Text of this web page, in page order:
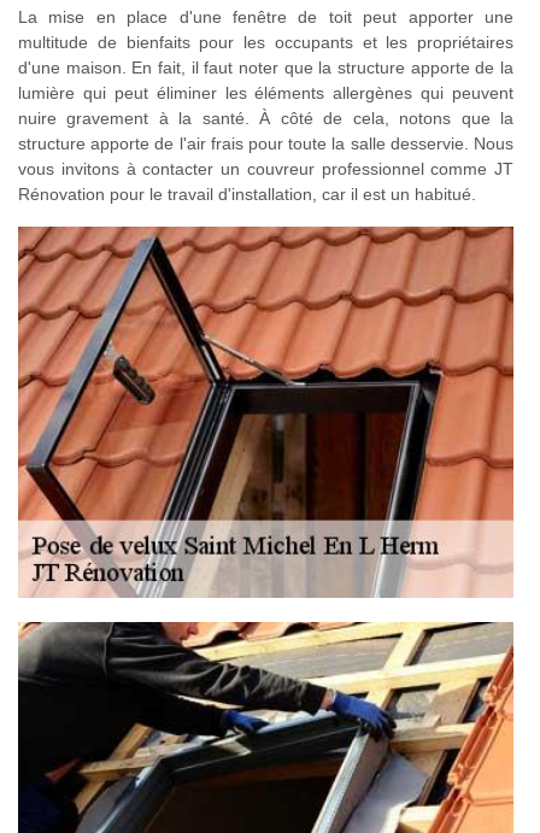
La mise en place d'une fenêtre de toit peut apporter une
multitude de bienfaits pour les occupants et les propriétaires
d'une maison. En fait, il faut noter que la structure apporte de la
lumière qui peut éliminer les éléments allergènes qui peuvent
nuire gravement à la santé. À côté de cela, notons que la
structure apporte de l'air frais pour toute la salle desservie. Nous
vous invitons à contacter un couvreur professionnel comme JT
Rénovation pour le travail d'installation, car il est un habitué.